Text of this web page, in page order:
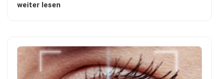
weiter lesen